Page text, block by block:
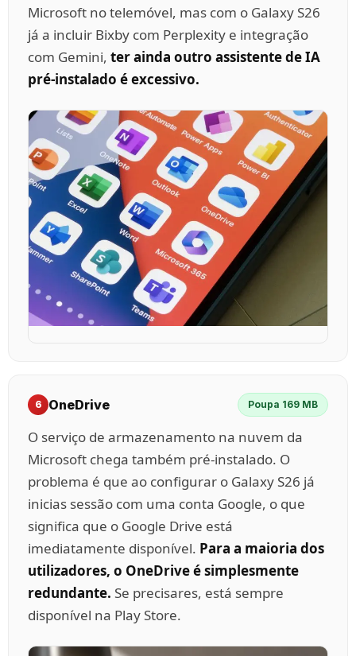
Microsoft no telemóvel, mas com o Galaxy S26
já a incluir Bixby com Perplexity e integração
com Gemini, ter ainda outro assistente de IA
pré-instalado é excessivo.
6 OneDrive Poupa 169 MB
O serviço de armazenamento na nuvem da
Microsoft chega também pré-instalado. O
problema é que ao configurar o Galaxy S26 já
inicias sessão com uma conta Google, o que
significa que o Google Drive está
imediatamente disponível. Para a maioria dos
utilizadores, o OneDrive é simplesmente
redundante. Se precisares, está sempre
disponível na Play Store.